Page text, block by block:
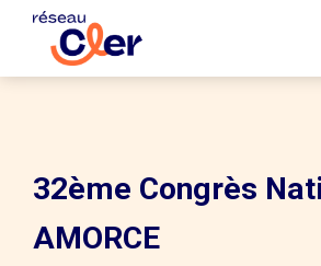
32ème Congrès
AMORCE